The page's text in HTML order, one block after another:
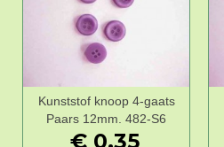
Kunststof knoop 4-gaats
Paars 12mm. 482-S6
€ 0,35